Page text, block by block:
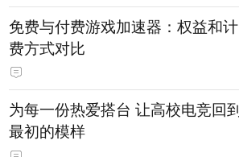
免费与付费游戏加速器：权益和计
费方式对比
为每一份热爱搭台 让高校电竞回到
最初的模样